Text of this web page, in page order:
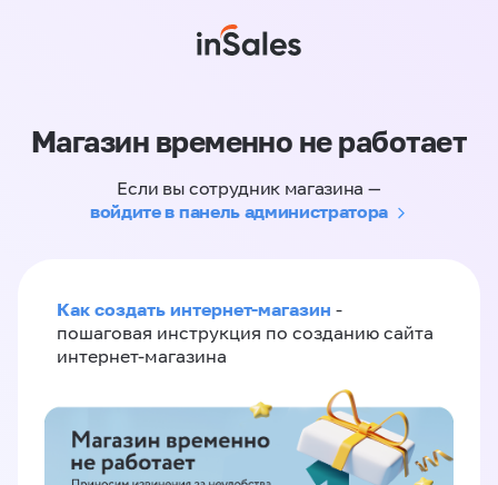
Магазин временно не работает
Если вы сотрудник магазина —
войдите в панель администратора
Как создать интернет-магазин -
пошаговая инструкция по созданию сайта
интернет-магазина